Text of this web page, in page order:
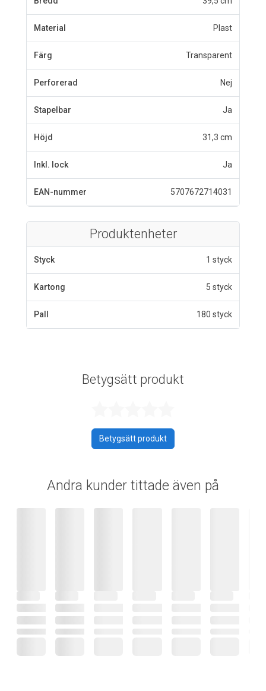
Material Plast
Färg Transparent
Perforerad Nej
Stapelbar Ja
Höjd 31,3 cm
Inkl. lock Ja
EAN-nummer 5707672714031
Produktenheter
Styck 1 styck
Kartong 5 styck
Pall 180 styck
Betygsätt produkt
Betygsätt produkt
Andra kunder tittade även på